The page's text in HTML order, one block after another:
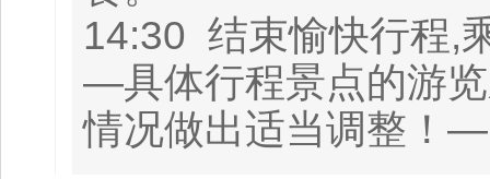
14:30 结束愉快行程,
—具体行程景点的游
情况做出适当调整！—